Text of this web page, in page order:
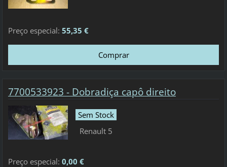
Preço especial: 55,35 €
7700533923 - Dobradiça capô direito
Sem Stock
Renault 5
Preço especial: 0,00 €